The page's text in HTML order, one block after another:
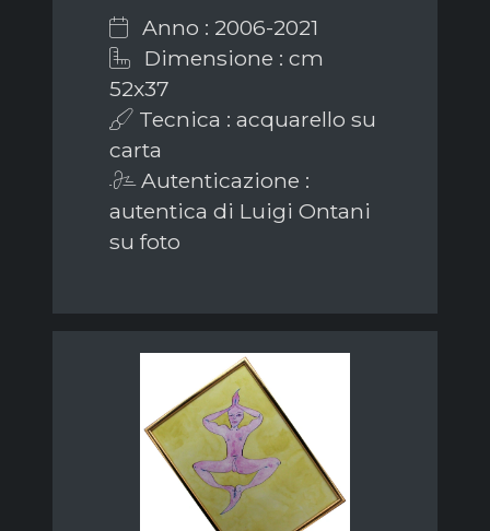
Anno : 2006-2021
Dimensione : cm
52x37
Tecnica : acquarello su
carta
Autenticazione :
autentica di Luigi Ontani
su foto